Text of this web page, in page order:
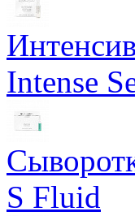
Intense
S Fluid